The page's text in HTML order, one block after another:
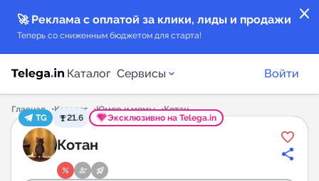
close
🚀 Реклама с оплатой за клики, лиды и продажи
Теперь со сниженным бюджетом для старта!
Каталог Сервисы
Каталог каналов
Каталог ботов
Войти
Главная Каталог Юмор и мемы
Котан
TG
21.6 Эксклюзивно на Telega.in
Котан